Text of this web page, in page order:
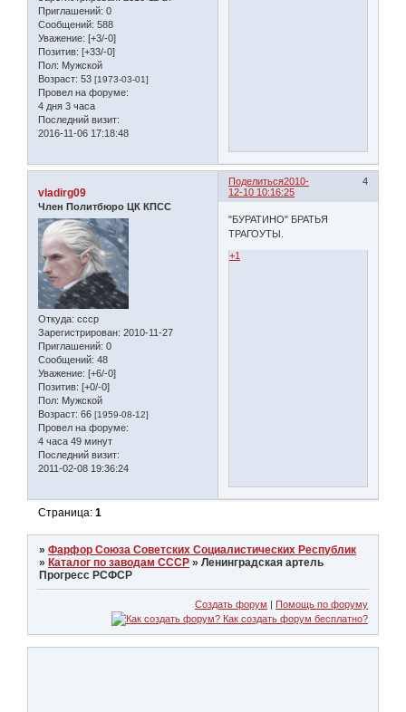
Приглашений: 0
Сообщений: 588
Уважение: [+3/-0]
Позитив: [+33/-0]
Пол: Мужской
Возраст: 53 [1973-03-01]
Провел на форуме:
4 дня 3 часа
Последний визит:
2016-11-06 17:18:48
Поделиться 4
2010-
12-10 10:16:25
vladirg09
Член Политбюро ЦК КПСС
Откуда: ссср
Зарегистрирован: 2010-11-27
Приглашений: 0
Сообщений: 48
Уважение: [+6/-0]
Позитив: [+0/-0]
Пол: Мужской
Возраст: 66 [1959-08-12]
Провел на форуме:
4 часа 49 минут
Последний визит:
2011-02-08 19:36:24
"БУРАТИНО" БРАТЬЯ
ТРАГОУТЫ.
+1
Страница:1
»Фарфор Союза Советских Социалистических Республик
» Каталог по заводам СССР »Ленинградская артель
Прогресс РСФСР
Создать форум | Помощь по форуму